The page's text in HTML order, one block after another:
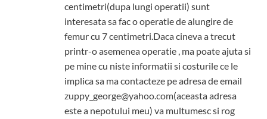
centimetri(dupa lungi operatii) sunt
interesata sa fac o operatie de alungire de
femur cu 7 centimetri.Daca cineva a trecut
printr-o asemenea operatie , ma poate ajuta si
pe mine cu niste informatii si costurile ce le
implica sa ma contacteze pe adresa de email
zuppy_george@yahoo.com(aceasta adresa
este a nepotului meu) va multumesc si rog